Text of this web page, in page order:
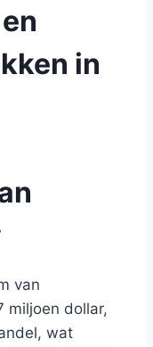
in
van
miljoen dollar,
wat